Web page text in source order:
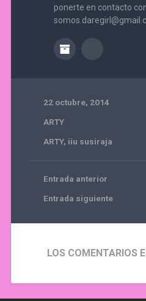
ponerte en contacto
22 octubre, 2014
ARTY
ARTY, iiu susiraja
Entrada anterior
Entrada siguiente
LOS COMENTARIOS